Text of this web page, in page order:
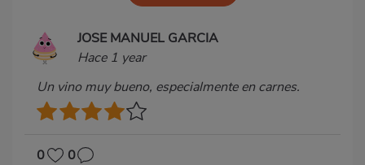
JOSE MANUEL GARCIA
Hace 1 year
Un vino muy bueno, especialmente en carnes.
0 0